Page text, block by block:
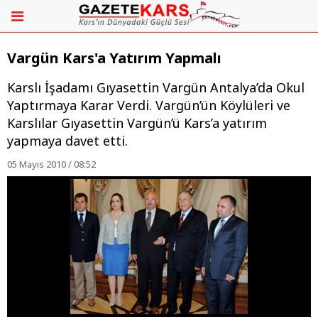
Vargün Kars'a Yatırım Yapmalı
Karslı İşadamı Gıyasettin Vargün Antalya’da Okul
Yaptırmaya Karar Verdi. Vargün’ün Köylüleri ve
Karslılar Gıyasettin Vargün’ü Kars’a yatırım
yapmaya davet etti.
05 Mayıs 2010 / 08:52